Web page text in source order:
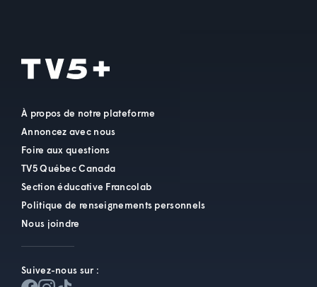
À propos de notre plateforme
Annoncez avec nous
Foire aux questions
TV5 Québec Canada
Section éducative Francolab
Politique de renseignements personnels
Nous joindre
Suivez-nous sur :